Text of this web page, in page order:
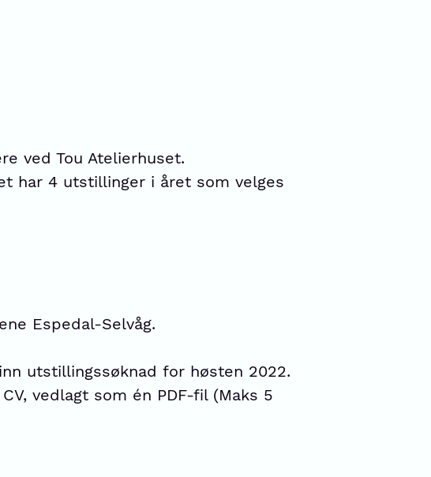
ved Tou Atelierhuset.
har 4 utstillinger i året som velges
Espedal-Selvåg.
utstillingssøknad for høsten 2022.
vedlagt som én PDF-fil (Maks 5